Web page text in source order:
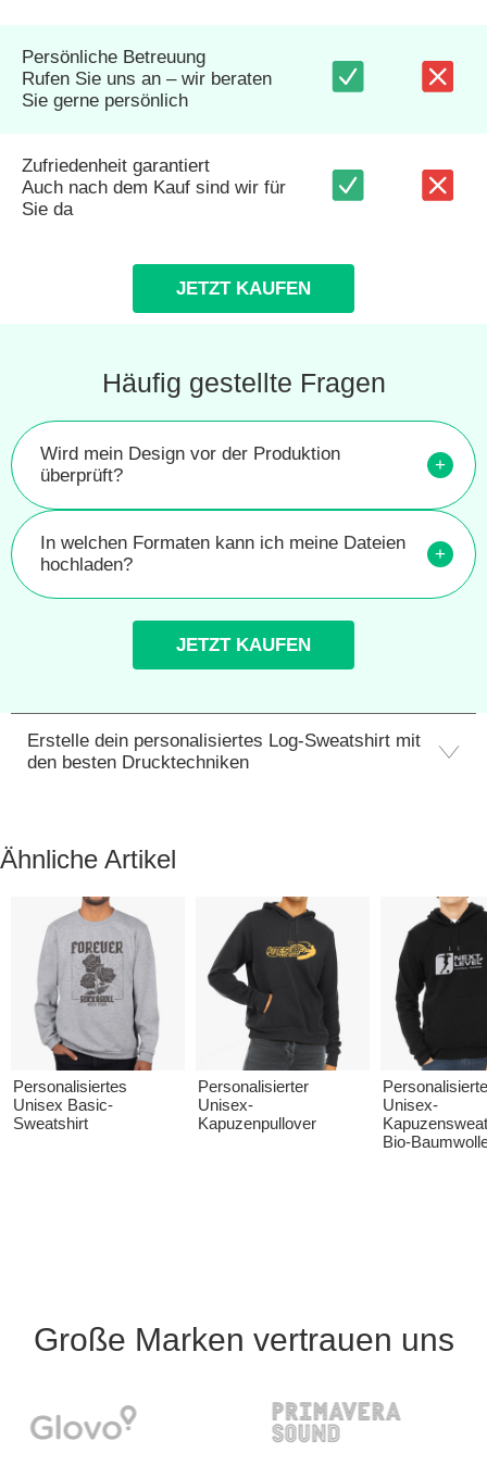
Persönliche Betreuung
Rufen Sie uns an – wir beraten
Sie gerne persönlich
Zufriedenheit garantiert
Auch nach dem Kauf sind wir für
Sie da
JETZT KAUFEN
Häufig gestellte Fragen
Wird mein Design vor der Produktion
überprüft?
+
In welchen Formaten kann ich meine Dateien
hochladen?
+
JETZT KAUFEN
Erstelle dein personalisiertes Log-Sweatshirt mit
den besten Drucktechniken
Ähnliche Artikel
Personalisiertes
Unisex Basic-
Sweatshirt
Personalisierter
Unisex-
Kapuzenpullover
Unisex-
Bio-
Große Marken vertrauen uns